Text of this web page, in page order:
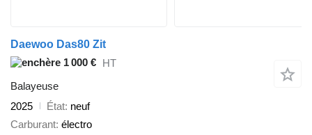
Daewoo Das80 Zit
1 000 € HT
Balayeuse
2025
État neuf
Carburant électro